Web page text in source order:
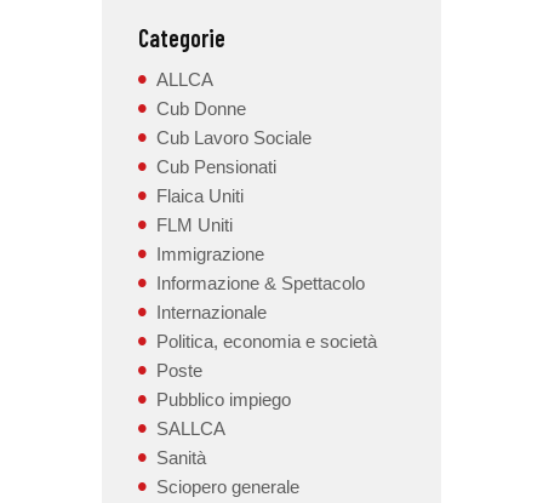
Categorie
ALLCA
Cub Donne
Cub Lavoro Sociale
Cub Pensionati
Flaica Uniti
FLM Uniti
Immigrazione
Informazione & Spettacolo
Internazionale
Politica, economia e società
Poste
Pubblico impiego
SALLCA
Sanità
Sciopero generale